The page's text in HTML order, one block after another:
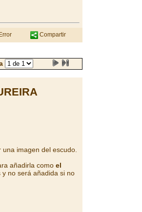
Compartir
imagen del escudo.
añadirla como el
y no será añadida si no